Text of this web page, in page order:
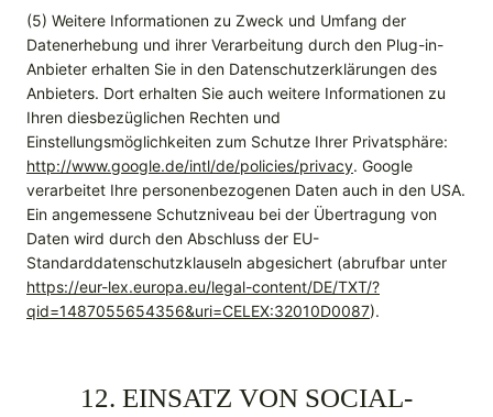
(5) Weitere Informationen zu Zweck und Umfang der
Datenerhebung und ihrer Verarbeitung durch den Plug-in-
Anbieter erhalten Sie in den Datenschutzerklärungen des
Anbieters. Dort erhalten Sie auch weitere Informationen zu
Ihren diesbezüglichen Rechten und
Einstellungsmöglichkeiten zum Schutze Ihrer Privatsphäre:
http://www.google.de/intl/de/policies/privacy. Google
verarbeitet Ihre personenbezogenen Daten auch in den USA.
Ein angemessene Schutzniveau bei der Übertragung von
Daten wird durch den Abschluss der EU-
Standarddatenschutzklauseln abgesichert (abrufbar unter
https://eur-lex.europa.eu/legal-content/DE/TXT/?
qid=1487055654356&uri=CELEX:32010D0087).
12. EINSATZ VON SOCIAL-